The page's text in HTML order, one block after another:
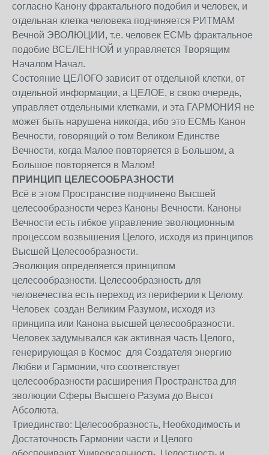
согласно Канону фрактального подобия и человек, и
отдельная клетка человека подчиняется РИТМАМ
Вечной ЭВОЛЮЦИИ, т.е. человек ЕСМЬ фрактальное
подобие ВСЕЛЕННОЙ и управляется Творящим
Началом Начал.
Состояние ЦЕЛОГО зависит от отдельной клетки, от
отдельной информации, а ЦЕЛОЕ, в свою очередь,
управляет отдельными клетками, и эта ГАРМОНИЯ не
может быть нарушена никогда, ибо это ЕСМЬ Канон
Вечности, говорящий о том Великом Единстве
Вечности, когда Малое повторяется в Большом, а
Большое повторяется в Малом!
ПРИНЦИП ЦЕЛЕСООБРАЗНОСТИ
Всё в этом Пространстве подчинено Высшей
целесообразности через Каноны Вечности. Каноны
Вечности есть гибкое управление эволюционным
процессом возвышения Целого, исходя из принципов
Высшей Целесообразности.
Эволюция определяется принципом
целесообразности. Целесообразность для
человечества есть переход из периферии к Целому.
Человек создан Великим Разумом, исходя из
принципа или Канона высшей целесообразности.
Человек задумывался как активная часть Целого,
генерирующая в Космос для Создателя энергию
Любви и Гармонии, что соответствует
целесообразности расширения Пространства для
эволюции Сферы Высшего Разума до Высот
Абсолюта.
Триединство: Целесообразность, Необходимость и
Достаточность Гармонии части и Целого